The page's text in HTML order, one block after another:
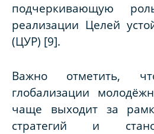
подчеркивающую
реализации Целей
(ЦУР) [9].
Важно отметить,
глобализации
чаще выходит за
стратегий и